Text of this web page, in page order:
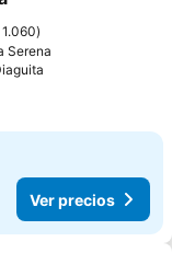
1.060
Serena
Ver precios